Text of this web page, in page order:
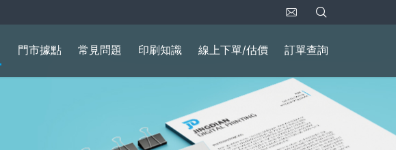
門市據點 常見問題 印刷知識 線上下單/估價 訂單查詢